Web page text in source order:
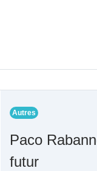
Autres
Paco
futur